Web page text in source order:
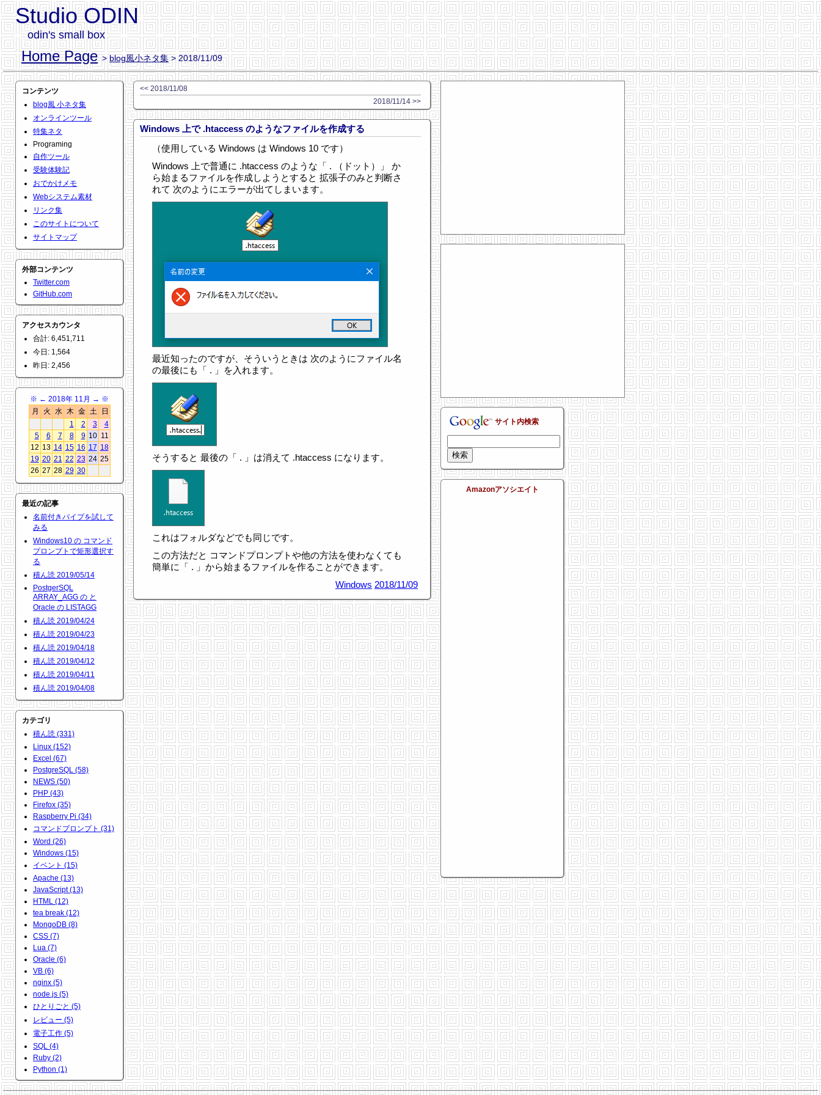
Studio ODIN
odin's small box
Home Page >blog風小ネタ集> 2018/11/09
コンテンツ
blog風 小ネタ集
オンラインツール
特集ネタ
Programing
自作ツール
受験体験記
おでかけメモ
Webシステム素材
リンク集
このサイトについて
サイトマップ
外部コンテンツ
Twitter.com
GitHub.com
アクセスカウンタ
合計: 6,451,711
今日: 1,564
昨日: 2,456
※ ← 2018年 11月 → ※
月
火 水 木 金 土
日
1
2 3
4
5
6 7 8 9 10 11
12 13 14 15 16 17 18
19 20 21 22 23 24 25
26 27 28 29 30
最近の記事
名前付きパイプを試して
みる
Windows10 の コマンド
プロンプトで矩形選択す
る
積ん読 2019/05/14
PostgerSQL
ARRAY_AGG の と
Oracle の LISTAGG
積ん読 2019/04/24
積ん読 2019/04/23
積ん読 2019/04/18
積ん読 2019/04/12
積ん読 2019/04/11
積ん読 2019/04/08
カテゴリ
積ん読 (331)
Linux (152)
Excel (67)
PostgreSQL (58)
NEWS (50)
PHP (43)
Firefox (35)
Raspberry Pi (34)
コマンドプロンプト (31)
Word (26)
Windows (15)
イベント (15)
Apache (13)
JavaScript (13)
HTML (12)
tea break (12)
MongoDB (8)
CSS (7)
Lua (7)
Oracle (6)
VB (6)
nginx (5)
node.js (5)
ひとりごと (5)
レビュー (5)
電子工作 (5)
SQL (4)
Ruby (2)
Python (1)
<< 2018/11/08
2018/11/14 >>
Windows 上で .htaccess のようなファイルを作成する
（使用している Windows は Windows 10 です）
Windows 上で普通に .htaccess のような「 . （ドット）」 か
ら始まるファイルを作成しようとすると 拡張子のみと判断さ
れて 次のようにエラーが出てしまいます。
最近知ったのですが、そういうときは 次のようにファイル名
の最後にも「 . 」を入れます。
そうすると 最後の「 . 」は消えて .htaccess になります。
これはフォルダなどでも同じです。
この方法だと コマンドプロンプトや他の方法を使わなくても
簡単に「 . 」から始まるファイルを作ることができます。
Windows 2018/11/09
サイト内検索
Amazonアソシエイト